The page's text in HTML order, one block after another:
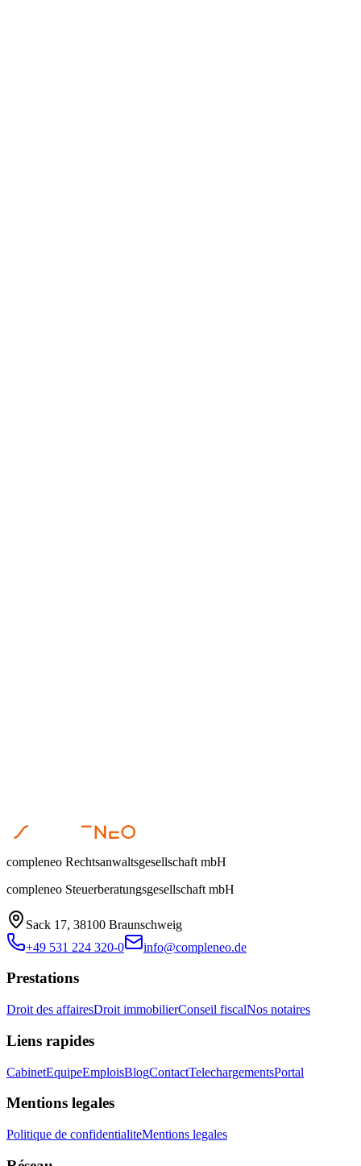
compleneo Rechtsanwaltsgesellschaft mbH
compleneo Steuerberatungsgesellschaft mbH
Sack 17, 38100 Braunschweig
+49 531 224 320-0
info@compleneo.de
Prestations
Droit des affairesDroit immobilierConseil fiscalNos notaires
Liens rapides
CabinetEquipeEmploisBlogContactTelechargementsPortal
Mentions legales
Politique de confidentialiteMentions legales